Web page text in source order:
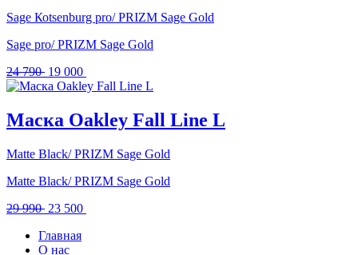
Sаgе Коtsеnburg pro/ PRIZM Sage Gold
Sаgе pro/ PRIZM Sage Gold
24 790 Первоначальная
цена
790 .
19 000
цена:
000 .
Маска Oakley Fall Line L
Matte Black/ PRIZM Sage Gold
Matte Black/ PRIZM Sage Gold
29 990 Первоначальная
составляла
29
23 500
Главная
О нас